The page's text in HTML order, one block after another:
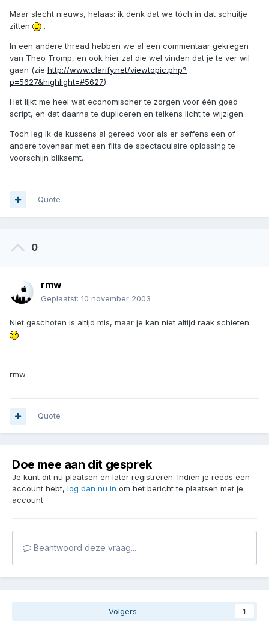
Maar slecht nieuws, helaas: ik denk dat we tóch in dat schuitje
zitten
.
In een andere thread hebben we al een commentaar gekregen
van Theo Tromp, en ook hier zal die wel vinden dat je te ver wil
gaan (zie http://www.clarify.net/viewtopic.php?
p=5627&highlight=#5627).
Het lijkt me heel wat economischer te zorgen voor één goed
script, en dat daarna te dupliceren en telkens licht te wijzigen.
Toch leg ik de kussens al gereed voor als er seffens een of
andere tovenaar met een flits de spectaculaire oplossing te
voorschijn bliksemt.
Quote
0
rmw
Geplaatst: 10 november 2003
Niet geschoten is altijd mis, maar je kan niet altijd raak schieten
rmw
Quote
Doe mee aan dit gesprek
Je kunt dit nu plaatsen en later registreren. Indien je reeds een
account hebt, log dan nu in om het bericht te plaatsen met je
account.
Beantwoord deze vraag...
Volgers 1